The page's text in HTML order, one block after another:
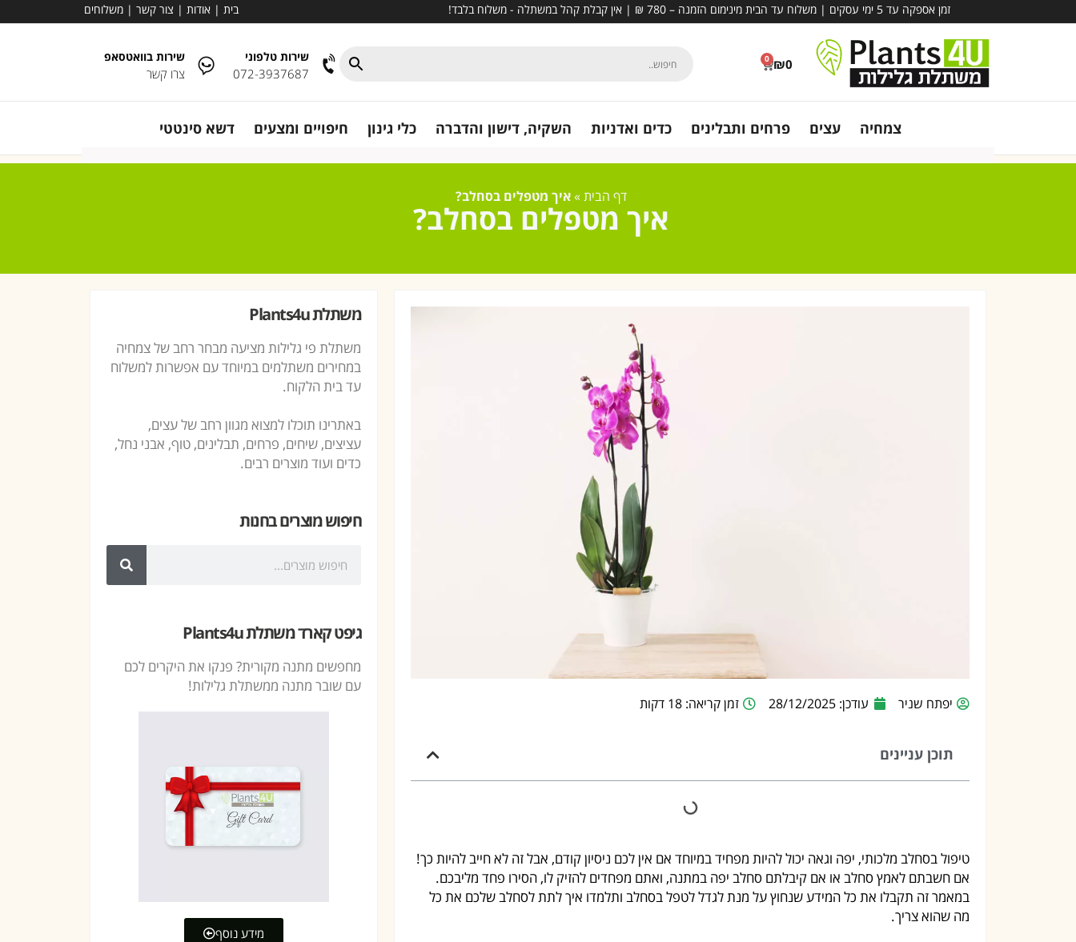
זמן אספקה עד 5 ימי עסקים | משלוח עד הבית מינימום הזמנה – 780 ₪ | אין קבלת קהל במשתלה - משלוח בלבד! בית| אודות| צור קשר| משלוחים
₪0
0 שירות טלפוני
072-3937687
שירות בוואטסאפ
צרו קשר
צמחיה עצים פרחים ותבלינים כדים ואדניות השקיה, דישון והדברה כלי גינון חיפויים ומצעים דשא סינטטי
דף הבית»איך מטפלים בסחלב?
איך מטפלים בסחלב?
יפתח שניר עודכן: 28/12/2025 זמן קריאה: 18 דקות
תוכן עניינים
טיפול בסחלב מלכותי, יפה וגאה יכול להיות מפחיד במיוחד אם אין לכם ניסיון קודם, אבל זה לא חייב להיות כך!
אם חשבתם לאמץ סחלב או אם קיבלתם סחלב יפה במתנה, ואתם מפחדים להזיק לו, הסירו פחד מליבכם.
במאמר זה תקבלו את כל המידע שנחוץ על מנת לגדל לטפל בסחלב ותלמדו איך לתת לסחלב שלכם את כל
מה שהוא צריך.
משתלת Plants4u
משתלת פי גלילות מציעה מבחר רחב של צמחיה
במחירים משתלמים במיוחד עם אפשרות למשלוח
עד בית הלקוח.
באתרינו תוכלו למצוא מגוון רחב של עצים,
עציצים, שיחים, פרחים, תבלינים, טוף, אבני נחל,
כדים ועוד מוצרים רבים.
חיפוש מוצרים בחנות
גיפט קארד משתלת Plants4u
מחפשים מתנה מקורית? פנקו את היקרים לכם
עם שובר מתנה ממשתלת גלילות!
מידע נוסף